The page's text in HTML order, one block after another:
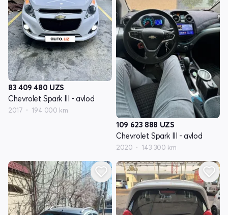
83 409 480 UZS
Chevrolet Spark III - avlod
2017 194 000 km
109 623 888 UZS
Chevrolet Spark III - avlod
2020 143 300 km